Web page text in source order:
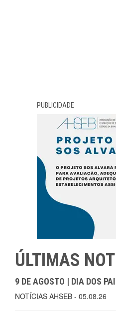
PUBLICIDADE
ÚLTIMAS
9 DE AGOSTO | DIA DOS
NOTÍCIAS AHSEB - 05.08.26